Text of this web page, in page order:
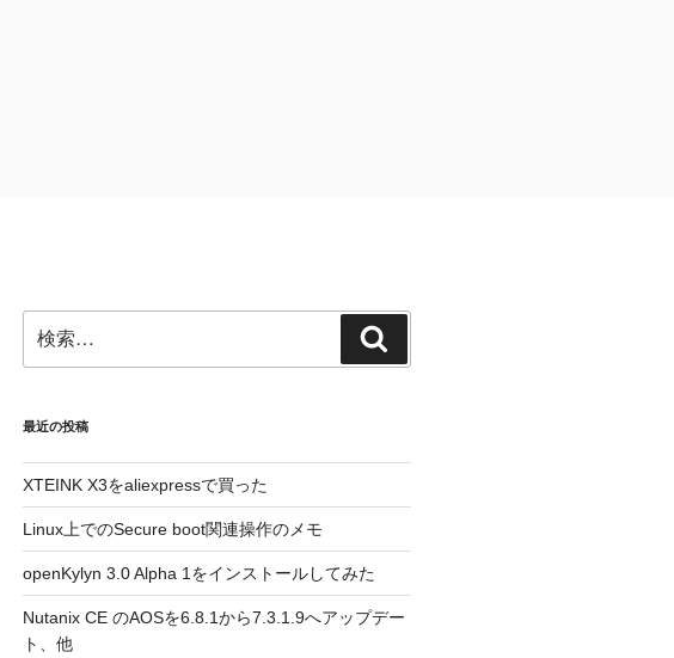
索:
索
最近の投稿
XTEINK X3をaliexpressで買った
Linux上でのSecure boot関連操作のメモ
openKylyn 3.0 Alpha 1をインストールしてみた
Nutanix CE のAOSを6.8.1から7.3.1.9へアップデー
ト、他